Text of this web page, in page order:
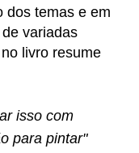
dos temas e em
variadas
livro resume
isso com
para pintar"